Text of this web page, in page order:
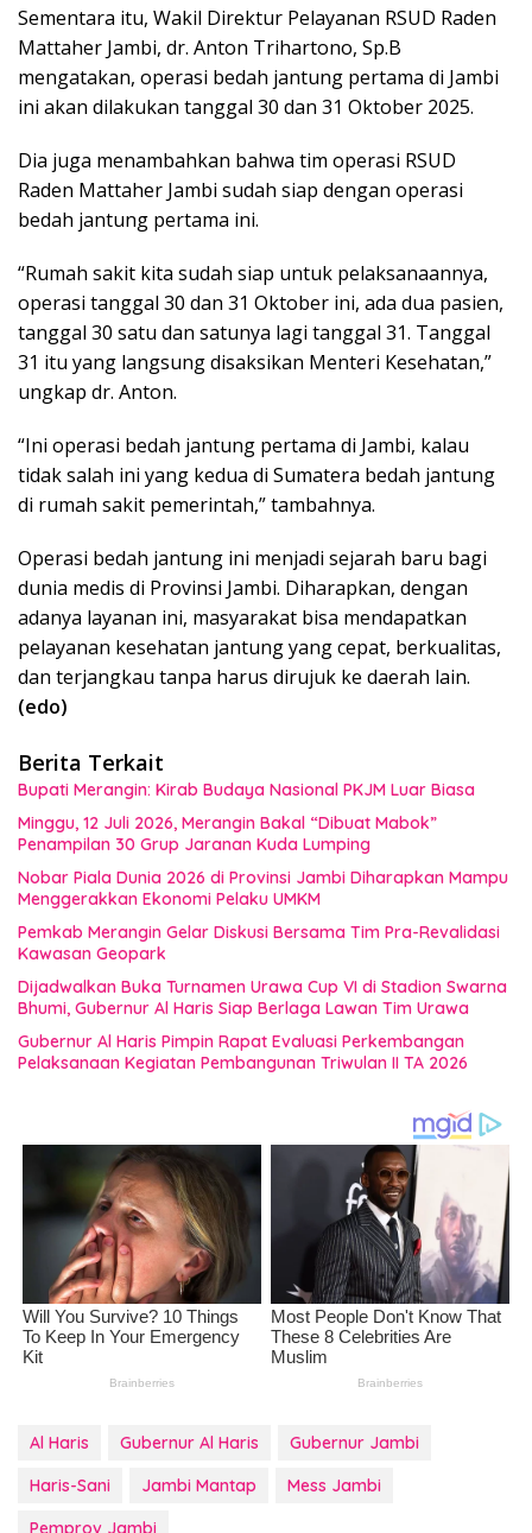
Sementara itu, Wakil Direktur Pelayanan RSUD Raden
Mattaher Jambi, dr. Anton Trihartono, Sp.B
mengatakan, operasi bedah jantung pertama di Jambi
ini akan dilakukan tanggal 30 dan 31 Oktober 2025.
Dia juga menambahkan bahwa tim operasi RSUD
Raden Mattaher Jambi sudah siap dengan operasi
bedah jantung pertama ini.
“Rumah sakit kita sudah siap untuk pelaksanaannya,
operasi tanggal 30 dan 31 Oktober ini, ada dua pasien,
tanggal 30 satu dan satunya lagi tanggal 31. Tanggal
31 itu yang langsung disaksikan Menteri Kesehatan,”
ungkap dr. Anton.
“Ini operasi bedah jantung pertama di Jambi, kalau
tidak salah ini yang kedua di Sumatera bedah jantung
di rumah sakit pemerintah,” tambahnya.
Operasi bedah jantung ini menjadi sejarah baru bagi
dunia medis di Provinsi Jambi. Diharapkan, dengan
adanya layanan ini, masyarakat bisa mendapatkan
pelayanan kesehatan jantung yang cepat, berkualitas,
dan terjangkau tanpa harus dirujuk ke daerah lain.
(edo)
Berita Terkait
Bupati Merangin: Kirab Budaya Nasional PKJM Luar Biasa
Minggu, 12 Juli 2026, Merangin Bakal “Dibuat Mabok”
Penampilan 30 Grup Jaranan Kuda Lumping
Nobar Piala Dunia 2026 di Provinsi Jambi Diharapkan Mampu
Menggerakkan Ekonomi Pelaku UMKM
Pemkab Merangin Gelar Diskusi Bersama Tim Pra-Revalidasi
Kawasan Geopark
Dijadwalkan Buka Turnamen Urawa Cup VI di Stadion Swarna
Bhumi, Gubernur Al Haris Siap Berlaga Lawan Tim Urawa
Gubernur Al Haris Pimpin Rapat Evaluasi Perkembangan
Pelaksanaan Kegiatan Pembangunan Triwulan II TA 2026
Al Haris Gubernur Al Haris
Gubernur Jambi
Haris-Sani
Jambi Mantap
Mess Jambi
Pemprov Jambi